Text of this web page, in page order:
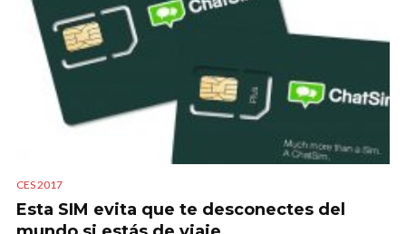
CES 2017
Esta SIM evita que te desconectes del